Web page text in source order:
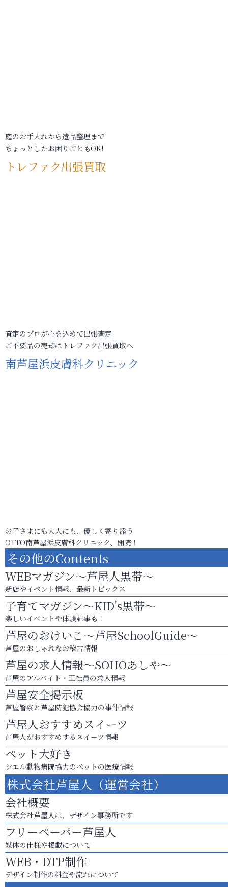
庭のお手入れから遺品整理まで
ちょっとしたお困りごともOK!
トレファク出張買取
査定のプロが心を込めて出張査定
ご不要品の売却はトレファク出張買取へ
南芦屋浜皮膚科クリニック
お子さまにも大人にも、優しく寄り添う
OTTO南芦屋浜皮膚科クリニック、開院！
その他のContents
WEBマガジン～芦屋人黒帯～
新店やイベント情報、最新トピックス
子育てマガジン～KID's黒帯～
楽しいイベントや体験記事も！
芦屋のおけいこ～芦屋SchoolGuide～
芦屋のおしゃれなお稽古情報
芦屋の求人情報～SOHOあしや～
芦屋のアルバイト・正社員の求人情報
芦屋安全掲示板
芦屋警察と芦屋防犯協会協力の事件情報
芦屋人おすすめスイーツ
芦屋人がおすすめするスイーツ情報
ペット大好き
シエル動物病院協力のペットの医療情報
株式会社芦屋人（運営会社）
会社概要
株式会社芦屋人は、デザイン事務所です
フリーペーパー芦屋人
媒体の仕様や掲載について
WEB・DTP制作
デザイン制作の料金や流れについて